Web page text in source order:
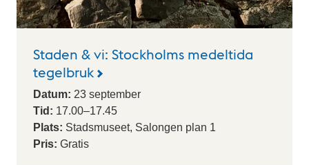
Staden & vi: Stockholms medeltida
tegelbruk
Datum: 23 september
Tid: 17.00–17.45
Plats: Stadsmuseet, Salongen plan 1
Pris: Gratis